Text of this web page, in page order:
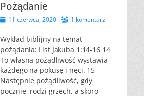
Pożądanie
Opublikowano
11 czerwca, 2020 1 komentarz
Wykład biblijny na temat
pożądania: List Jakuba 1:14-16 14
To własna pożądliwość wystawia
każdego na pokusę i nęci. 15
Następnie pożądliwość, gdy
pocznie, rodzi grzech, a skoro